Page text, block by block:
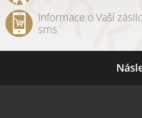
Informace o Vaší
sms